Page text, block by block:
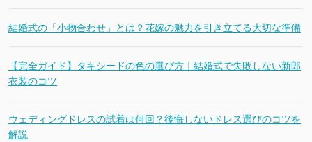
結婚式の「小物合わせ」とは？花嫁の魅力を引き立てる大切な準備
【完全ガイド】タキシードの色の選び方｜結婚式で失敗しない新郎
衣装のコツ
ウェディングドレスの試着は何回？後悔しないドレス選びのコツを
解説